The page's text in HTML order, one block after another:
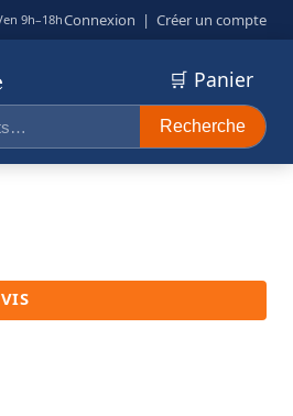
9h–18hConnexion | Créer un compte
Recherche
🛒 Panier